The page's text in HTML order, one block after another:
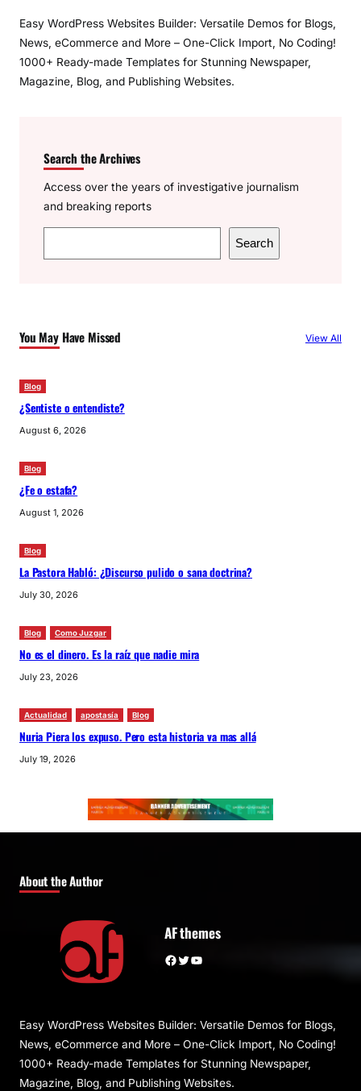
Easy WordPress Websites Builder: Versatile Demos for Blogs,
News, eCommerce and More – One-Click Import, No Coding!
1000+ Ready-made Templates for Stunning Newspaper,
Magazine, Blog, and Publishing Websites.
Search the Archives
Access over the years of investigative journalism
and breaking reports
e
h
Search
You May Have Missed View All
Blog
¿Sentiste o entendiste?
August 6, 2026
Blog
¿Fe o estafa?
August 1, 2026
Blog
La Pastora Habló: ¿Discurso pulido o sana doctrina?
July 30, 2026
Blog Como Juzgar
No es el dinero. Es la raíz que nadie mira
July 23, 2026
Actualidad apostasía Blog
Nuria Piera los expuso. Pero esta historia va mas allá
July 19, 2026
About the Author
AF themes
Facebook Twitter YouTube
Easy WordPress Websites Builder: Versatile Demos for Blogs,
News, eCommerce and More – One-Click Import, No Coding!
1000+ Ready-made Templates for Stunning Newspaper,
Magazine, Blog, and Publishing Websites.